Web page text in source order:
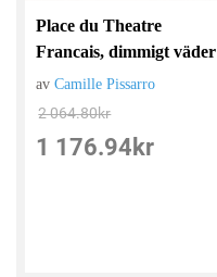
Place du Theatre
Francais, dimmigt väder
avCamille Pissarro
2 064.80kr
1 176.94 kr